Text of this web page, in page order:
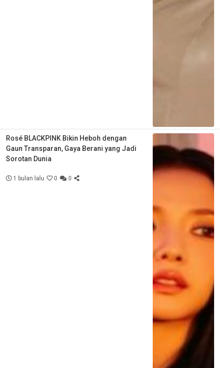
Rosé BLACKPINK Bikin Heboh dengan
Gaun Transparan, Gaya Berani yang Jadi
Sorotan Dunia
1 bulan lalu 0 0